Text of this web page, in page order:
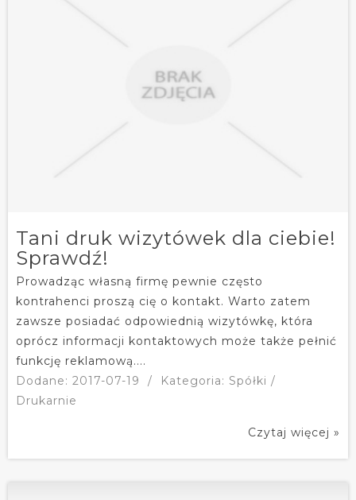
Tani druk wizytówek dla ciebie!
Sprawdź!
Prowadząc własną firmę pewnie często
kontrahenci proszą cię o kontakt. Warto zatem
zawsze posiadać odpowiednią wizytówkę, która
oprócz informacji kontaktowych może także pełnić
funkcję reklamową....
Dodane: 2017-07-19
/
Kategoria: Spółki /
Drukarnie
Czytaj więcej »